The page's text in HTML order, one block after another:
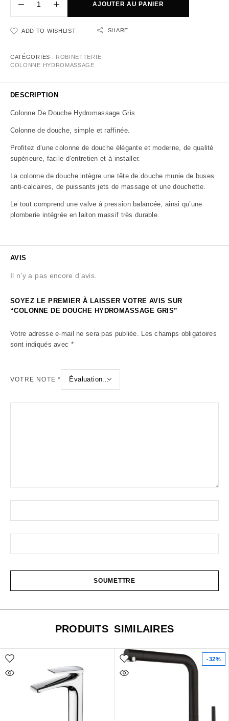
AJOUTER AU PANIER
ADD TO WISHLIST SHARE
CATÉGORIES : ROBINETTERIE
COLONNE HYDROMASSAGE
DESCRIPTION
Colonne De Douche Hydromassage Gris
Colonne de douche, simple et raffinée.
Profitez d’une colonne de douche élégante et moderne, de qualité
supérieure, facile d’entretien et à installer.
La colonne de douche intègre une tête de douche munie de buses
anti-calcaires, de puissants jets de massage et une douchette.
Le tout comprend une valve à pression balancée, ainsi qu’une
plomberie intégrée en laiton massif très durable.
AVIS
Il n’y a pas encore d’avis.
SOYEZ LE PREMIER À LAISSER VOTRE AVIS SUR
“COLONNE DE DOUCHE HYDROMASSAGE GRIS”
Votre adresse e-mail ne sera pas publiée. Les champs obligatoires
sont indiqués avec *
VOTRE NOTE*
PRODUITS SIMILAIRES
-32%